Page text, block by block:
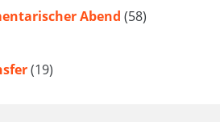
Abend (58)
(19)